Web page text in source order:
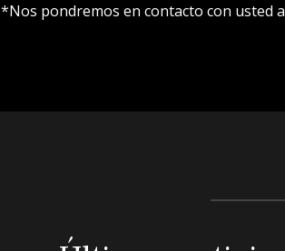
*Nos pondremos en contacto con usted